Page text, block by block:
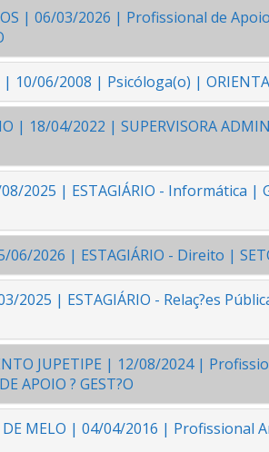
| 06/03/2026 | Profissional de
10/06/2008 | Psicóloga(o) |
| 18/04/2022 | SUPERVISORA
2025 | ESTAGIÁRIO - Informática |
2026 | ESTAGIÁRIO - Direito |
2025 | ESTAGIÁRIO - Relaç?es
JUPETIPE | 12/08/2024 |
APOIO ? GEST?O
DE MELO | 04/04/2016 | Profissional